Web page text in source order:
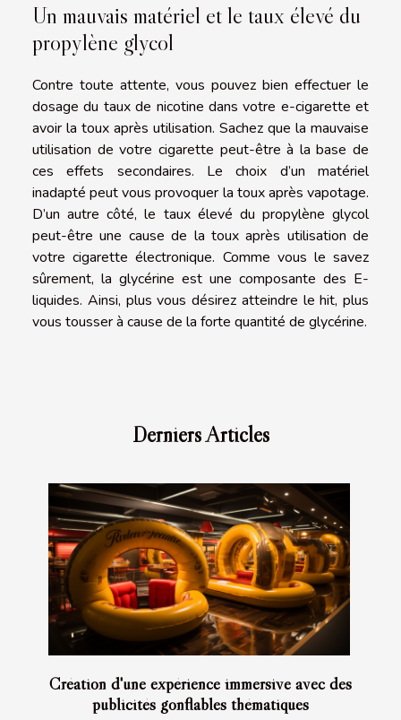
Un mauvais matériel et le taux élevé du
propylène glycol
Contre toute attente, vous pouvez bien effectuer le
dosage du taux de nicotine dans votre e-cigarette et
avoir la toux après utilisation. Sachez que la mauvaise
utilisation de votre cigarette peut-être à la base de
ces effets secondaires. Le choix d’un matériel
inadapté peut vous provoquer la toux après vapotage.
D’un autre côté, le taux élevé du propylène glycol
peut-être une cause de la toux après utilisation de
votre cigarette électronique. Comme vous le savez
sûrement, la glycérine est une composante des E-
liquides. Ainsi, plus vous désirez atteindre le hit, plus
vous tousser à cause de la forte quantité de glycérine.
Derniers Articles
Création d'une expérience immersive avec des
publicités gonflables thématiques